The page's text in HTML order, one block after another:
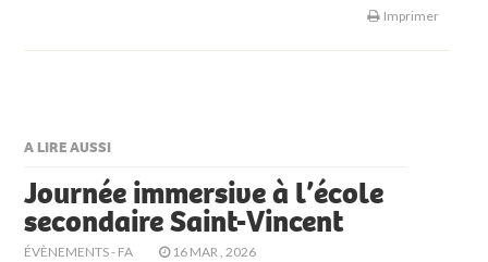
Imprimer
A LIRE AUSSI
Journée immersive à l’école
secondaire Saint-Vincent
ÉVÈNEMENTS - FA 16 MAR , 2026